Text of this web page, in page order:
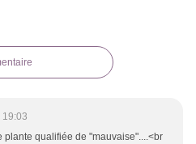
plante qualifiée de "mauvaise"....<br